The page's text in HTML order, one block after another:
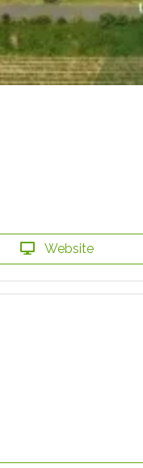
Website